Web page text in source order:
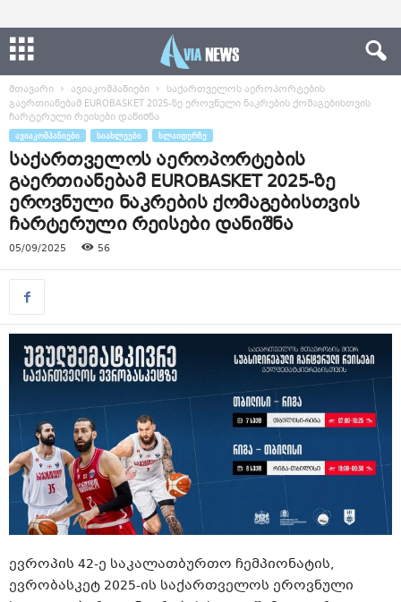
მთავარი ავიაკომპანიები
საქართველოს აეროპორტების
გაერთიანებამ EUROBASKET 2025-ზე ეროვნული ნაკრების ქომაგებისთვის
ჩარტერული რეისები დანიშნა
ᲐᲕᲘᲐᲙᲝᲛᲞᲐᲜᲘᲔᲑᲘ ᲡᲘᲐᲮᲚᲔᲔᲑᲘ ᲡᲚᲐᲘᲓᲔᲠᲖᲔ
საქართველოს აეროპორტების
გაერთიანებამ EUROBASKET 2025-ზე
ეროვნული ნაკრების ქომაგებისთვის
ჩარტერული რეისები დანიშნა
05/09/2025 56
ევროპის 42-ე საკალათბურთო ჩემპიონატის,
ევრობასკეტ 2025-ის საქართველოს ეროვნული